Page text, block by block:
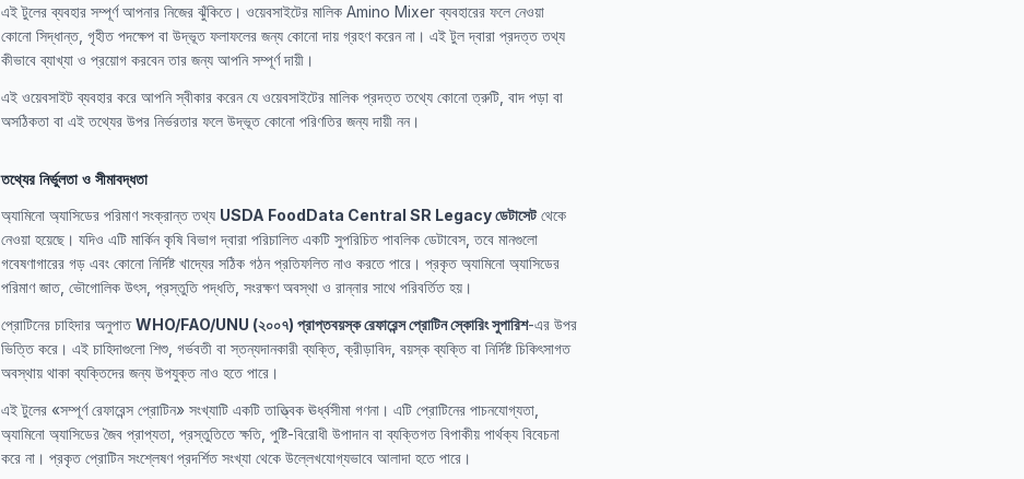
এই টুলের ব্যবহার সম্পূর্ণ আপনার নিজের ঝুঁকিতে। ওয়েবসাইটের মালিক Amino Mixer ব্যবহারের ফলে নেওয়া
কোনো সিদ্ধান্ত, গৃহীত পদক্ষেপ বা উদ্ভূত ফলাফলের জন্য কোনো দায় গ্রহণ করেন না। এই টুল দ্বারা প্রদত্ত তথ্য
কীভাবে ব্যাখ্যা ও প্রয়োগ করবেন তার জন্য আপনি সম্পূর্ণ দায়ী।
এই ওয়েবসাইট ব্যবহার করে আপনি স্বীকার করেন যে ওয়েবসাইটের মালিক প্রদত্ত তথ্যে কোনো ত্রুটি, বাদ পড়া বা
অসঠিকতা বা এই তথ্যের উপর নির্ভরতার ফলে উদ্ভূত কোনো পরিণতির জন্য দায়ী নন।
তথ্যের নির্ভুলতা ও সীমাবদ্ধতা
অ্যামিনো অ্যাসিডের পরিমাণ সংক্রান্ত তথ্য USDA FoodData Central SR Legacy ডেটাসেটথেকে
নেওয়া হয়েছে। যদিও এটি মার্কিন কৃষি বিভাগ দ্বারা পরিচালিত একটি সুপরিচিত পাবলিক ডেটাবেস, তবে মানগুলো
গবেষণাগারের গড় এবং কোনো নির্দিষ্ট খাদ্যের সঠিক গঠন প্রতিফলিত নাও করতে পারে। প্রকৃত অ্যামিনো অ্যাসিডের
পরিমাণ জাত, ভৌগোলিক উৎস, প্রস্তুতি পদ্ধতি, সংরক্ষণ অবস্থা ও রান্নার সাথে পরিবর্তিত হয়।
প্রোটিনের চাহিদার অনুপাতWHO/FAO/UNU (২০০৭) প্রাপ্তবয়স্ক রেফারেন্স প্রোটিন স্কোরিং সুপারিশ-এর উপর
ভিত্তি করে। এই চাহিদাগুলো শিশু, গর্ভবতী বা স্তন্যদানকারী ব্যক্তি, ক্রীড়াবিদ, বয়স্ক ব্যক্তি বা নির্দিষ্ট চিকিৎসাগত
অবস্থায় থাকা ব্যক্তিদের জন্য উপযুক্ত নাও হতে পারে।
এই টুলের «সম্পূর্ণ রেফারেন্স প্রোটিন» সংখ্যাটি একটি তাত্ত্বিক ঊর্ধ্বসীমা গণনা। এটি প্রোটিনের পাচনযোগ্যতা,
অ্যামিনো অ্যাসিডের জৈব প্রাপ্যতা, প্রস্তুতিতে ক্ষতি, পুষ্টি-বিরোধী উপাদান বা ব্যক্তিগত বিপাকীয় পার্থক্য বিবেচনা
করে না। প্রকৃত প্রোটিন সংশ্লেষণ প্রদর্শিত সংখ্যা থেকে উল্লেখযোগ্যভাবে আলাদা হতে পারে।